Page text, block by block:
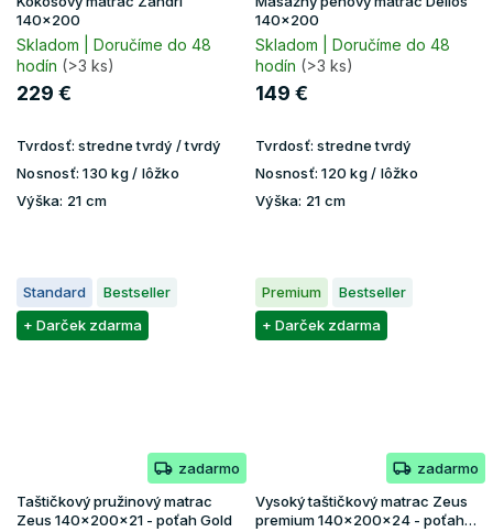
140x200
Skladom | Doručíme do 48
hodín (>3 ks)
229 €
Tvrdosť: stredne tvrdý / tvrdý
Nosnosť: 130 kg / lôžko
Výška: 21 cm
140x200
Skladom | Doručíme do 48
hodín (>3 ks)
149 €
Tvrdosť: stredne tvrdý
Nosnosť: 120 kg / lôžko
Výška: 21 cm
Standard
Bestseller
+ Darček zdarma
zadarmo
Taštičkový pružinový matrac
Zeus 140x200x21 - poťah Gold
Premium
Bestseller
+ Darček zdarma
zadarmo
Vysoký taštičkový matrac Zeus
premium 140x200x24 - poťah